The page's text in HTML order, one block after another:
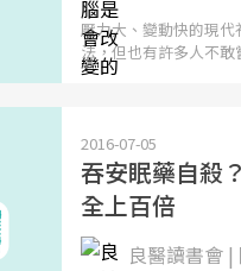
壓力大、變動快的現
法，但也有許多人不敢
2016-07-05
吞安眠藥自殺
全上百倍
良醫讀書會